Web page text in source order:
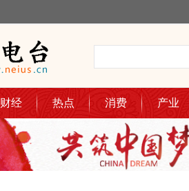
财经 热点 消费 产业